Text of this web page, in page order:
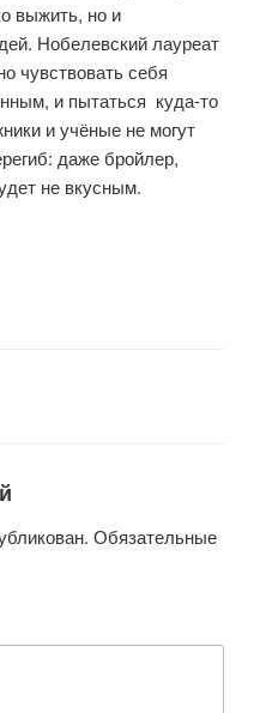
выжить, но и
Нобелевский лауреат
чувствовать себя
и пытаться куда-то
и учёные не могут
даже бройлер,
не вкусным.
Обязательные